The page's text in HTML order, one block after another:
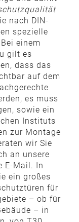
nach DIN-
spezielle
einem
gilt es
dass das
auf dem
es muss
sowie ein
Instituts
zur Montage
wir Sie
an unsere
E-Mail. In
ein großes
für
– ob für
– in